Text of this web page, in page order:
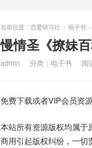
当前位置： 恋爱研习社 > 电子书 >
慢情圣《撩妹
admin 分类： 电子书 阅
免费下载或者VIP会员资
本站所有资源版权均属于
商用引起版权纠纷，一切